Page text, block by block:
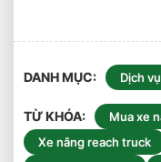
DANH MỤC Dịch
TỪ KHÓA Mua xe
Xe nâng reach truck